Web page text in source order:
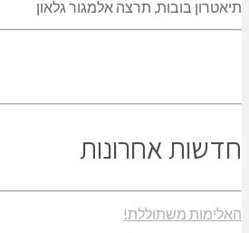
תיאטרון בובות, תרצה אלמגור גלאון
חדשות אחרונות
האלימות משתוללת!